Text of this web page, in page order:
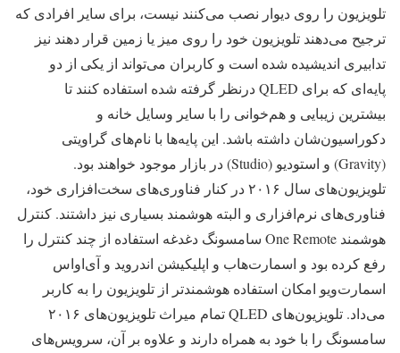
تلویزیون را روی دیوار نصب می‌کنند نیست، برای سایر افرادی که
ترجیح می‌دهند تلویزیون خود را روی میز یا زمین قرار دهند نیز
تدابیری اندیشیده شده است و کاربران می‌تواند از یکی از دو
پایه‌ای که برای QLED درنظر گرفته شده استفاده کنند تا
بیشترین زیبایی و هم‌خوانی را با سایر وسایل خانه و
دکوراسیون‌شان داشته باشد. این پایه‌‌ها با نام‌های گراویتی
(Gravity) و استودیو (Studio) در بازار موجود خواهند بود.
تلویزیون‌های سال ۲۰۱۶ در کنار فناوری‌های سخت‌افزاری خود،
فناوری‌های نرم‌افزاری و البته هوشمند بسیاری نیز داشتند. کنترل
هوشمند One Remote سامسونگ دغدغه استفاده از چند کنترل را
رفع کرده بود و اسمارت‌هاب و اپلیکیشن اندروید و آی‌او‌اس
اسمارت‌ویو امکان استفاده هوشمندتر از تلویزیون را به کاربر
می‌داد. تلویزیون‌های QLED تمام میراث تلویزیون‌های ۲۰۱۶
سامسونگ را با خود به همراه دارند و علاوه بر آن‌، سرویس‌های